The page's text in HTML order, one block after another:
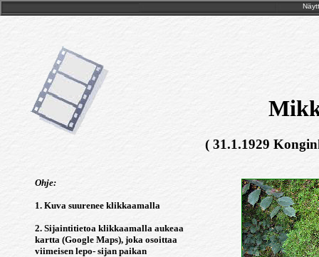
( 31.1.1929
Ohje:
1. Kuva suurenee klikkaamalla
2. Sijaintitietoa klikkaamalla aukeaa
kartta (Google Maps), joka osoittaa
viimeisen lepo- sijan paikan